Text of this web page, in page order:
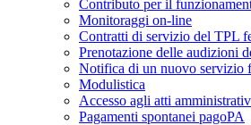
Contributo per il
Monitoraggi on-line
Contratti di servizio del TPL
Prenotazione delle audizioni
Notifica di un nuovo servizio
Modulistica
Accesso agli atti
Pagamenti spontanei pagoPA